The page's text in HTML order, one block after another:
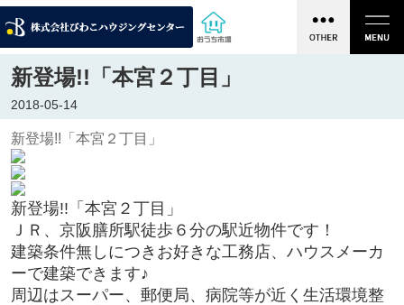
新登場!!「本宮２丁目」
2018-05-14
新登場!!「本宮２丁目」
新登場!!「本宮２丁目」
ＪＲ、京阪膳所駅徒歩６分の駅近物件です！
建築条件無しにつきお好きな工務店、ハウスメーカ
ーで建築できます♪
周辺はスーパー、郵便局、病院等が近く生活環境整